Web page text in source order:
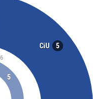
CiU 5
6
5